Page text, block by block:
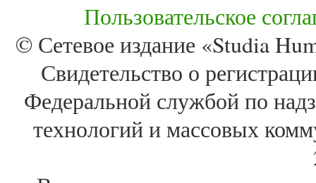
Пользовательское
© Сетевое издание «Studia
Свидетельство о
Федеральной службой по
технологий и массовых